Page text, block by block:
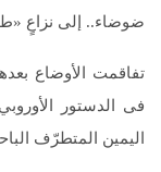
ضوضاء.. إلى نزاعٍ
تفاقمت الأوضاع
فى الدستور
اليمين المتطرّف